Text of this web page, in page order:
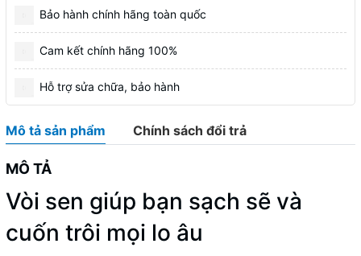
Bảo hành chính hãng toàn quốc
Cam kết chính hãng 100%
Hỗ trợ sửa chữa, bảo hành
Mô tả sản phẩm Chính sách đổi trả
MÔ TẢ
Vòi sen giúp bạn sạch sẽ và
cuốn trôi mọi lo âu